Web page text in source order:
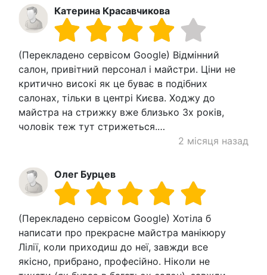
Катерина Красавчикова
(Перекладено сервісом Google) Відмінний
салон, привітний персонал і майстри. Ціни не
критично високі як це буває в подібних
салонах, тільки в центрі Києва. Ходжу до
майстра на стрижку вже близько 3х років,
чоловік теж тут стрижеться.…
2 місяця назад
Олег Бурцев
(Перекладено сервісом Google) Хотіла б
написати про прекрасне майстра манікюру
Лілії, коли приходиш до неї, завжди все
якісно, ​​прибрано, професійно. Ніколи не